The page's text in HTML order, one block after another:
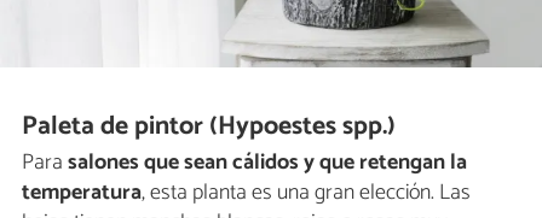
Paleta de pintor (Hypoestes spp.)
Parasalones que sean cálidos y que retengan la
temperatura, esta planta es una gran elección. Las